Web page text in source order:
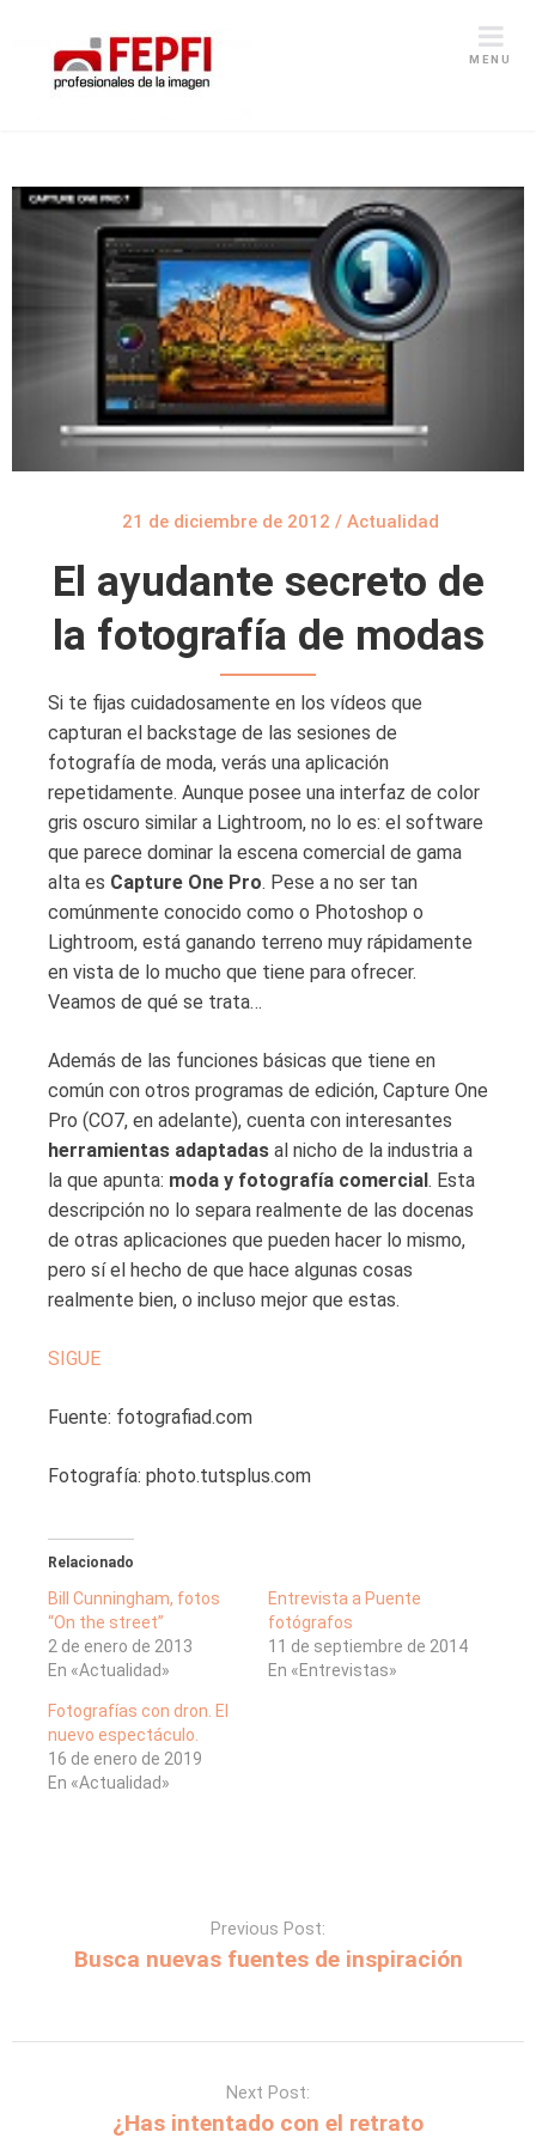
MENU
21 de diciembre de 2012 / Actualidad
El ayudante secreto de
la fotografía de modas
Si te fijas cuidadosamente en los vídeos que
capturan el backstage de las sesiones de
fotografía de moda, verás una aplicación
repetidamente. Aunque posee una interfaz de color
gris oscuro similar a Lightroom, no lo es: el software
que parece dominar la escena comercial de gama
alta es Capture One Pro. Pese a no ser tan
comúnmente conocido como o Photoshop o
Lightroom, está ganando terreno muy rápidamente
en vista de lo mucho que tiene para ofrecer.
Veamos de qué se trata…
Además de las funciones básicas que tiene en
común con otros programas de edición, Capture One
Pro (CO7, en adelante), cuenta con interesantes
herramientas adaptadas al nicho de la industria a
la que apunta: moda y fotografía comercial. Esta
descripción no lo separa realmente de las docenas
de otras aplicaciones que pueden hacer lo mismo,
pero sí el hecho de que hace algunas cosas
realmente bien, o incluso mejor que estas.
SIGUE
Fuente: fotografiad.com
Fotografía: photo.tutsplus.com
Relacionado
Bill Cunningham, fotos
“On the street”
2 de enero de 2013
En «Actualidad»
Entrevista a Puente
fotógrafos
11 de septiembre de 2014
En «Entrevistas»
Fotografías con dron. El
nuevo espectáculo.
16 de enero de 2019
En «Actualidad»
Previous Post:
Busca nuevas fuentes de inspiración
Next Post:
¿Has intentado con el retrato